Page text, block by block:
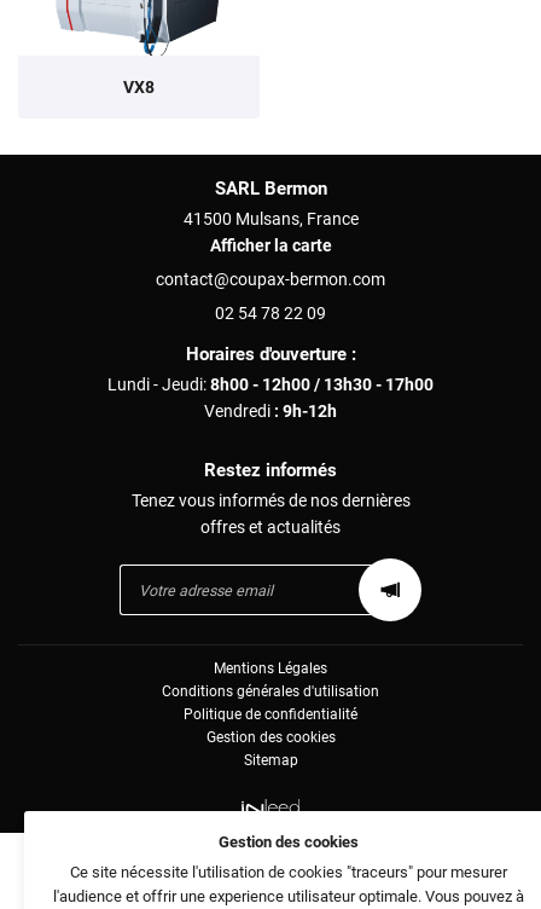
VX8
SARL Bermon
41500 Mulsans, France
Afficher la carte
02 54 78 22 09
Horaires d'ouverture :
Lundi - Jeudi:8h00 - 12h00 / 13h30 - 17h00
Vendredi : 9h-12h
Restez informés
Tenez vous informés de nos dernières
offres et actualités
Mentions Légales
Conditions générales d'utilisation
Politique de confidentialité
Gestion des cookies
Sitemap
Gestion des cookies
Ce site nécessite l'utilisation de cookies "traceurs" pour mesurer
l'audience et offrir une experience utilisateur optimale. Vous pouvez à